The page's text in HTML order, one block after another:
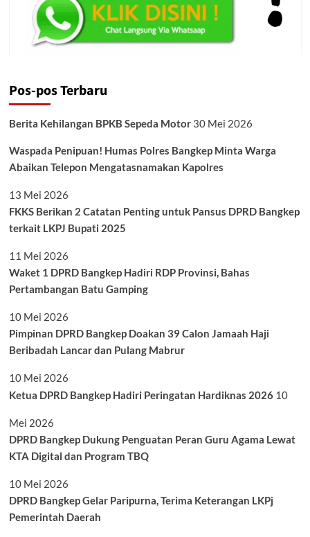
Pos-pos Terbaru
Berita Kehilangan BPKB Sepeda Motor 30 Mei 2026
Waspada Penipuan! Humas Polres Bangkep Minta Warga
Abaikan Telepon Mengatasnamakan Kapolres
13 Mei 2026
FKKS Berikan 2 Catatan Penting untuk Pansus DPRD Bangkep
terkait LKPJ Bupati 2025
11 Mei 2026
Waket 1 DPRD Bangkep Hadiri RDP Provinsi, Bahas
Pertambangan Batu Gamping
10 Mei 2026
Pimpinan DPRD Bangkep Doakan 39 Calon Jamaah Haji
Beribadah Lancar dan Pulang Mabrur
10 Mei 2026
Ketua DPRD Bangkep Hadiri Peringatan Hardiknas 2026 10
Mei 2026
DPRD Bangkep Dukung Penguatan Peran Guru Agama Lewat
KTA Digital dan Program TBQ
10 Mei 2026
DPRD Bangkep Gelar Paripurna, Terima Keterangan LKPj
Pemerintah Daerah